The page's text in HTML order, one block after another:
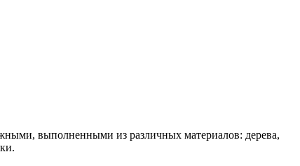
выполненными из различных материалов: дерева,